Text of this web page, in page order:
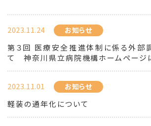
2023.11.24 お知らせ
第３回 医療安全推進体制に係る外部
て 神奈川県立病院機構ホームページ
2023.11.01 お知らせ
軽装の通年化について